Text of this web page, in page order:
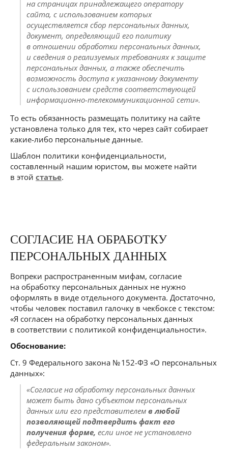
на страницах принадлежащего оператору
сайта, с использованием которых
осуществляется сбор персональных данных,
документ, определяющий его политику
в отношении обработки персональных данных,
и сведения о реализуемых требованиях к защите
персональных данных, а также обеспечить
возможность доступа к указанному документу
с использованием средств соответствующей
информационно-телекоммуникационной сети».
То есть обязанность размещать политику на сайте
установлена только для тех, кто через сайт собирает
какие-либо персональные данные.
Шаблон политики конфиденциальности,
составленный нашим юристом, вы можете найти
в этой статье.
СОГЛАСИЕ НА ОБРАБОТКУ
ПЕРСОНАЛЬНЫХ ДАННЫХ
Вопреки распространенным мифам, согласие
на обработку персональных данных не нужно
оформлять в виде отдельного документа. Достаточно,
чтобы человек поставил галочку в чекбоксе с текстом:
«Я согласен на обработку персональных данных
в соответствии с политикой конфиденциальности».
Обоснование:
Ст. 9 Федерального закона № 152-ФЗ «О персональных
данных»:
«Согласие на обработку персональных данных
может быть дано субъектом персональных
данных или его представителем в любой
позволяющей подтвердить факт его
получения форме, если иное не установлено
федеральным законом».